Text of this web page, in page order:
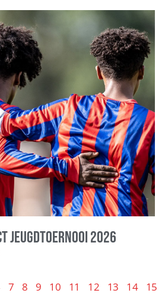
Jeugdtoernooi 2026
7 8 9 10 11 12 13 14 15